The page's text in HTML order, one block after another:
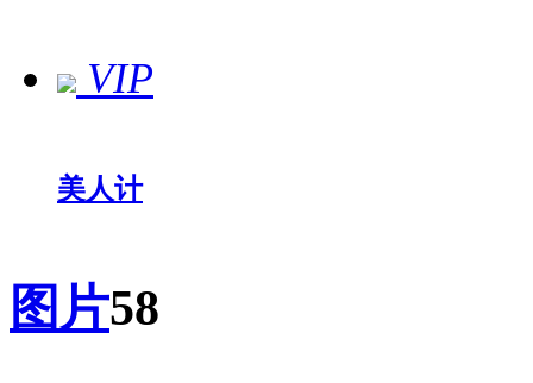
VIP
美人计
图片58